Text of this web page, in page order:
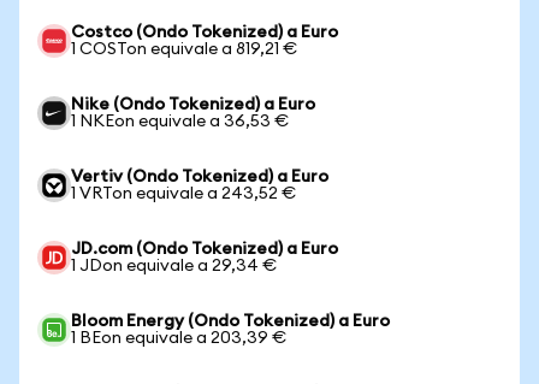
Costco (Ondo Tokenized) a Euro
1 COSTon equivale a 819,21 €
Nike (Ondo Tokenized) a Euro
1 NKEon equivale a 36,53 €
Vertiv (Ondo Tokenized) a Euro
1 VRTon equivale a 243,52 €
JD.com (Ondo Tokenized) a Euro
1 JDon equivale a 29,34 €
Bloom Energy (Ondo Tokenized) a Euro
1 BEon equivale a 203,39 €